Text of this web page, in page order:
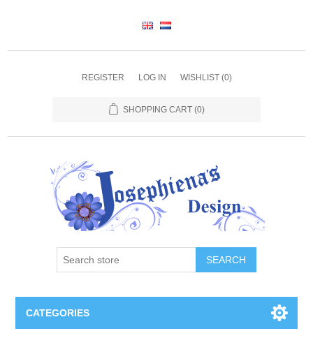
REGISTER LOG IN WISHLIST (0)
SHOPPING CART (0)
SEARCH
CATEGORIES